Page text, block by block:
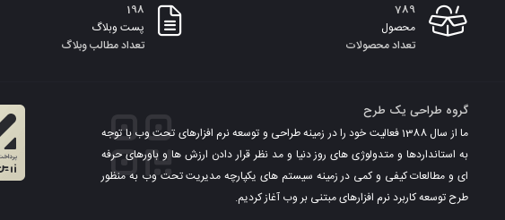
سبد
789
محصول
تعداد محصولات
198
پست وبلاگ
تعداد مطالب وبلاگ
گروه طراحی یک طرح
ما از سال 1388 فعالیت خود را در زمینه طراحی و توسعه نرم افزارهای تحت وب با توجه
به استانداردها و متدولوژی های روز دنیا و مد نظر قرار دادن ارزش ها و باورهای حرفه
ای و مطالعات کیفی و کمی در زمینه سیستم های یکپارچه مدیریت تحت وب به منظور
طرح توسعه کاربرد نرم افزارهای مبتنی بر وب آغاز کردیم.